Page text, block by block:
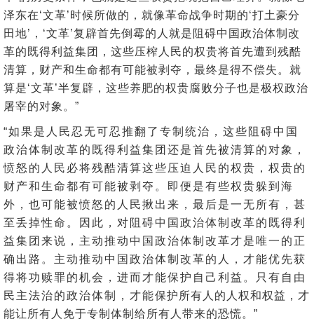
泽东在‘文革’时候所做的，就像革命战争时期的‘打土豪分
田地’，‘文革’复辟首先倒霉的人就是阻碍中国政治体制改
革的既得利益集团，这些压榨人民的权贵将首先遭到残酷
清算，财产和生命都有可能被剥夺，最终是得不偿失。就
算是‘文革’半复辟，这些养肥的权贵腐败分子也是极权政治
屠宰的对象。”
“如果是人民忍无可忍推翻了专制统治，这些阻碍中国
政治体制改革的既得利益集团还是首先被清算的对象，
愤怒的人民必将残酷清算这些压迫人民的权贵，权贵的
财产和生命都有可能被剥夺。即便是有些权贵躲到海
外，也可能被愤怒的人民揪出来，最后是一无所有，甚
至丢掉性命。因此，对阻碍中国政治体制改革的既得利
益集团来说，主动推动中国政治体制改革才是唯一的正
确出路。主动推动中国政治体制改革的人，才能优先获
得将功赎罪的机会，进而才能保护自己利益。只有自由
民主法治的政治体制，才能保护所有人的人权和权益，才
能让所有人免于专制体制给所有人带来的恐慌。”